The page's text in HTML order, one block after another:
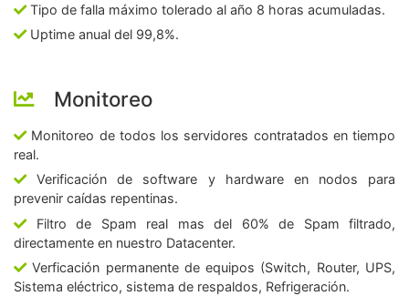
Tipo de falla máximo tolerado al año 8 horas acumuladas.
Uptime anual del 99,8%.
Monitoreo
Monitoreo de todos los servidores contratados en tiempo
real.
Verificación de software y hardware en nodos para
prevenir caídas repentinas.
Filtro de Spam real mas del 60% de Spam filtrado,
directamente en nuestro Datacenter.
Verficación permanente de equipos (Switch, Router, UPS,
Sistema eléctrico, sistema de respaldos, Refrigeración.